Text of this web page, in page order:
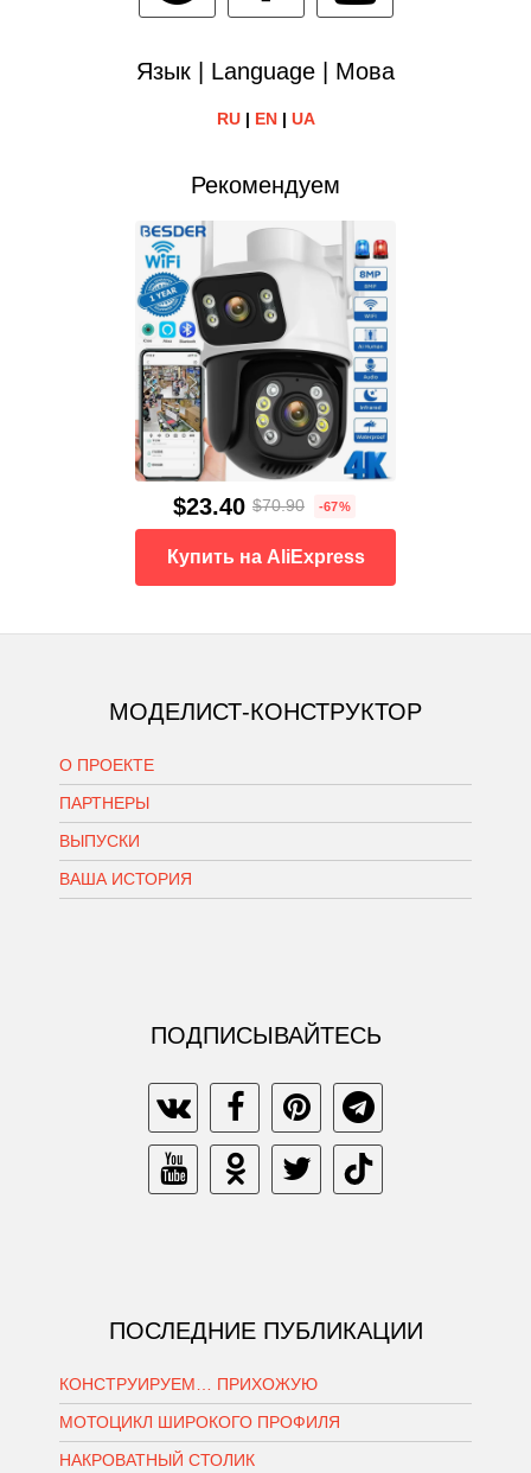
Язык | Language | Мова
RU| EN| UA
Рекомендуем
$23.40 $70.90 -67%
Купить на AliExpress
МОДЕЛИСТ-КОНСТРУКТОР
О ПРОЕКТЕ
ПАРТНЕРЫ
ВЫПУСКИ
ВАША ИСТОРИЯ
ПОДПИСЫВАЙТЕСЬ
ПОСЛЕДНИЕ ПУБЛИКАЦИИ
КОНСТРУИРУЕМ… ПРИХОЖУЮ
МОТОЦИКЛ ШИРОКОГО ПРОФИЛЯ
НАКРОВАТНЫЙ СТОЛИК